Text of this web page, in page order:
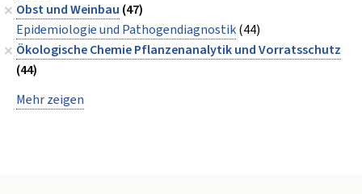
Obst und Weinbau (47)
Epidemiologie und Pathogendiagnostik(44)
Ökologische Chemie Pflanzenanalytik und Vorratsschutz
(44)
Mehr zeigen